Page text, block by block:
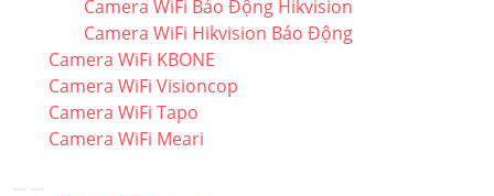
Camera WiFi Báo Động Hikvision
Camera WiFi Hikvision Báo Động
Camera WiFi KBONE
Camera WiFi Visioncop
Camera WiFi Tapo
Camera WiFi Meari